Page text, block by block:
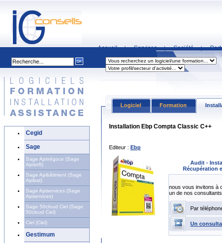
Accueil | Services | Société |
Cegid
Sage
Sage Apinégoce (Sage
Apisoft)
Sage Apibâtiment (Sage
Apibat)
Sage Apiservices (Sage
Apiservices)
Sage 50cloud Ciel (Sage
50cloud Ciel)
Ciel (Ciel)
Gestimum
Logiciel Formation
Installation Ebp Compta Classic C++
Editeur : Ebp
Audit -
Récupération
nous vous invitons à
un de nos consultants
Par
Un